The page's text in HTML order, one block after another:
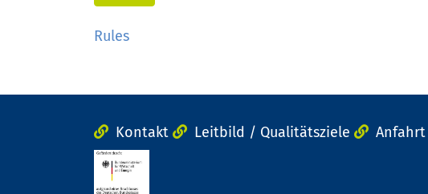
Rules
Kontakt Leitbild / Qualitätsziele Anfahrt